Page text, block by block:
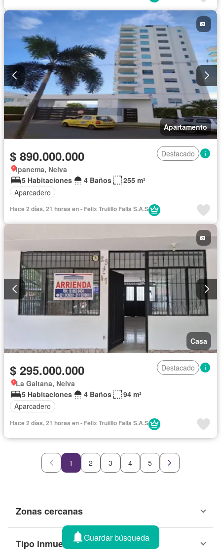
Apartamento
$ 890.000.000
Destacado
Ipanema, Neiva
5 Habitaciones
4 Baños
255 m²
Aparcadero
Hace 2 días, 21 horas en - Felix Truiillo Falla S.A.S
Casa
$ 295.000.000
Destacado
La Gaitana, Neiva
5 Habitaciones
4 Baños
94 m²
Aparcadero
Hace 2 días, 21 horas en - Felix Truiillo Falla S.A.S
1 2 3 4 5
Zonas cercanas
Tipo inmueble Guardar búsqueda